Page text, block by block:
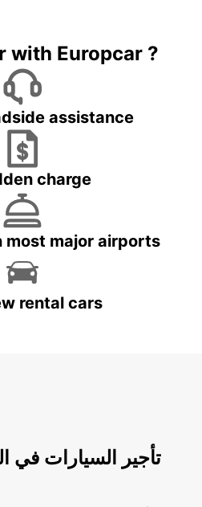
with Europcar ?
assistance
charge
most major airports
rental cars
تأجير السيارات في